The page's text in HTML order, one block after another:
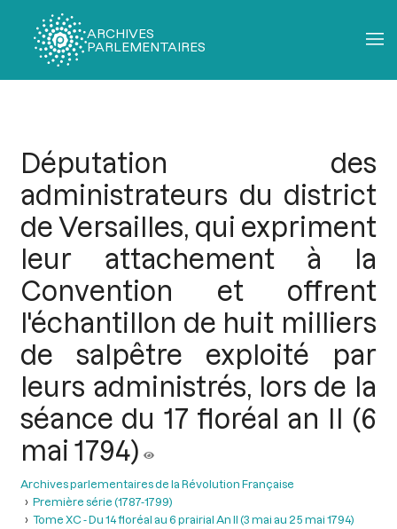
ARCHIVES
PARLEMENTAIRES
Députation des
administrateurs du district
de Versailles, qui expriment
leur attachement à la
Convention et offrent
l'échantillon de huit milliers
de salpêtre exploité par
leurs administrés, lors de la
séance du 17 floréal an II (6
mai 1794)
Archives parlementaires de la Révolution Française
Première série (1787-1799)
Tome XC - Du 14 floréal au 6 prairial An II (3 mai au 25 mai 1794)